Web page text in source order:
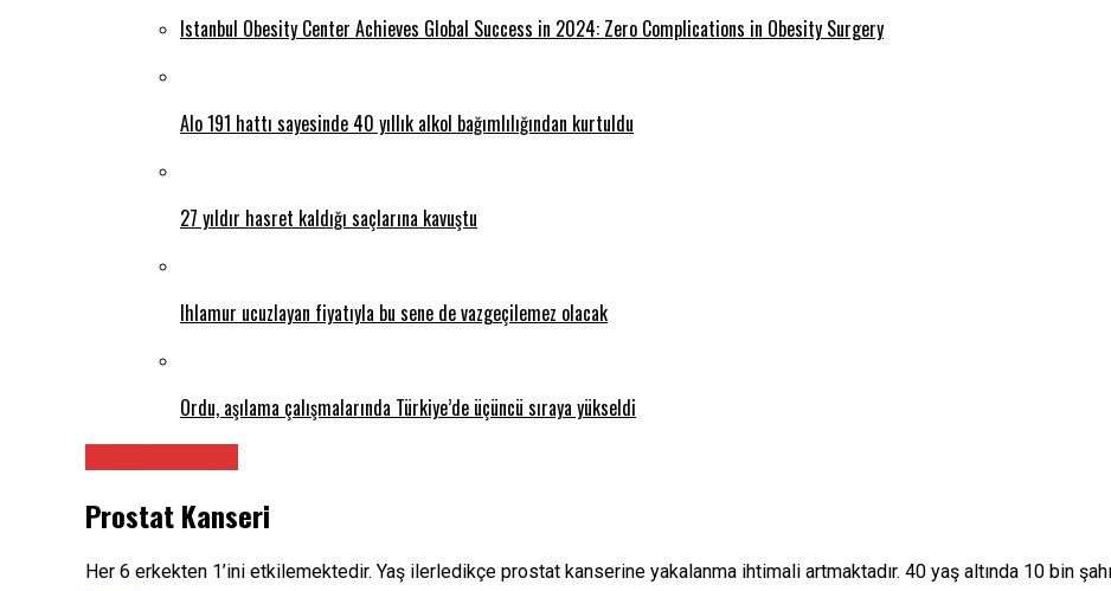
Istanbul Obesity Center Achieves Global Success in 2024: Zero Complications in Obesity Surgery
Alo 191 hattı sayesinde 40 yıllık alkol bağımlılığından kurtuldu
27 yıldır hasret kaldığı saçlarına kavuştu
Ihlamur ucuzlayan fiyatıyla bu sene de vazgeçilemez olacak
Ordu, aşılama çalışmalarında Türkiye’de üçüncü sıraya yükseldi
Prostat Kanseri
Her 6 erkekten 1’ini etkilemektedir. Yaş ilerledikçe prostat kanserine yakalanma ihtimali artmaktadır. 40 yaş altında 10 bin